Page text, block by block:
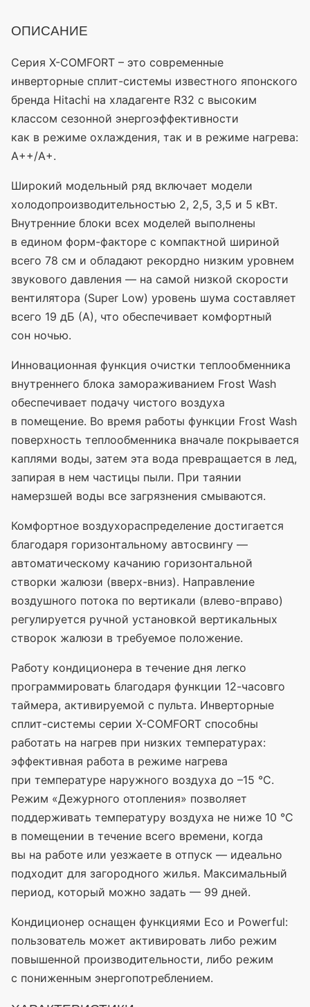
ОПИСАНИЕ
Серия X-COMFORT – это современные
инверторные сплит-системы известного японского
бренда Hitachi на хладагенте R32 с высоким
классом сезонной энергоэффективности
как в режиме охлаждения, так и в режиме нагрева:
А++/A+.
Широкий модельный ряд включает модели
холодопроизводительностью 2, 2,5, 3,5 и 5 кВт.
Внутренние блоки всех моделей выполнены
в едином форм-факторе с компактной шириной
всего 78 см и обладают рекордно низким уровнем
звукового давления — на самой низкой скорости
вентилятора (Super Low) уровень шума составляет
всего 19 дБ (А), что обеспечивает комфортный
сон ночью.
Инновационная функция очистки теплообменника
внутреннего блока замораживанием Frost Wash
обеспечивает подачу чистого воздуха
в помещение. Во время работы функции Frost Wash
поверхность теплообменника вначале покрывается
каплями воды, затем эта вода превращается в лед,
запирая в нем частицы пыли. При таянии
намерзшей воды все загрязнения смываются.
Комфортное воздухораспределение достигается
благодаря горизонтальному автосвингу —
автоматическому качанию горизонтальной
створки жалюзи (вверх-вниз). Направление
воздушного потока по вертикали (влево-вправо)
регулируется ручной установкой вертикальных
створок жалюзи в требуемое положение.
Работу кондиционера в течение дня легко
программировать благодаря функции 12-часовго
таймера, активируемой с пульта. Инверторные
сплит-системы серии X-COMFORT способны
работать на нагрев при низких температурах:
эффективная работа в режиме нагрева
при температуре наружного воздуха до –15 °C.
Режим «Дежурного отопления» позволяет
поддерживать температуру воздуха не ниже 10 °C
в помещении в течение всего времени, когда
вы на работе или уезжаете в отпуск — идеально
подходит для загородного жилья. Максимальный
период, который можно задать — 99 дней.
Кондиционер оснащен функциями Eco и Powerful:
пользователь может активировать либо режим
повышенной производительности, либо режим
с пониженным энергопотреблением.